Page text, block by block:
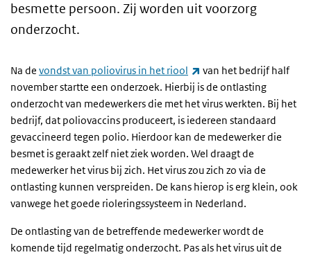
besmette persoon. Zij worden uit voorzorg
onderzocht.
Na de vondst van poliovirus in het riool (externe link)
van het bedrijf half
november startte een onderzoek. Hierbij is de ontlasting
onderzocht van medewerkers die met het virus werkten. Bij het
bedrijf, dat poliovaccins produceert, is iedereen standaard
gevaccineerd tegen polio. Hierdoor kan de medewerker die
besmet is geraakt zelf niet ziek worden. Wel draagt de
medewerker het virus bij zich. Het virus zou zich zo via de
ontlasting kunnen verspreiden. De kans hierop is erg klein, ook
vanwege het goede rioleringssysteem in Nederland.
De ontlasting van de betreffende medewerker wordt de
komende tijd regelmatig onderzocht. Pas als het virus uit de